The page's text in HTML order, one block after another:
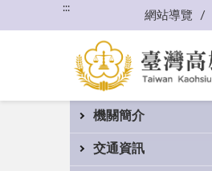
:::
網站導覽
機關簡介
交通資訊